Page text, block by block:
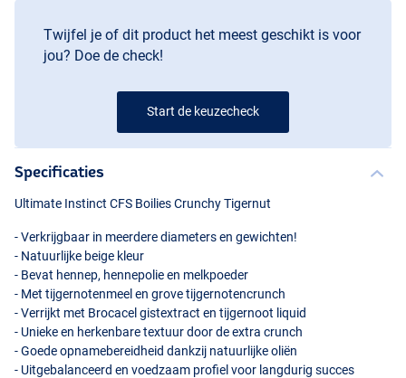
Twijfel je of dit product het meest geschikt is voor
jou? Doe de check!
Start de keuzecheck
Specificaties
Ultimate Instinct CFS Boilies Crunchy Tigernut
- Verkrijgbaar in meerdere diameters en gewichten!
- Natuurlijke beige kleur
- Bevat hennep, hennepolie en melkpoeder
- Met tijgernotenmeel en grove tijgernotencrunch
- Verrijkt met Brocacel gistextract en tijgernoot liquid
- Unieke en herkenbare textuur door de extra crunch
- Goede opnamebereidheid dankzij natuurlijke oliën
- Uitgebalanceerd en voedzaam profiel voor langdurig succes